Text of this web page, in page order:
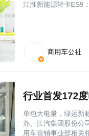
江淮新能源轻卡ES9
商用车公社
单包大电量，绿运新
办。江汽集团股份公
用车营销事业部相关